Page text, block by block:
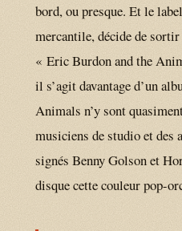
bord, ou presque. Et le
mercantile, décide de
« Eric Burdon and the
il s’agit davantage d’un
Animals n’y sont
musiciens de studio et des
signés Benny Golson et
disque cette couleur pop-